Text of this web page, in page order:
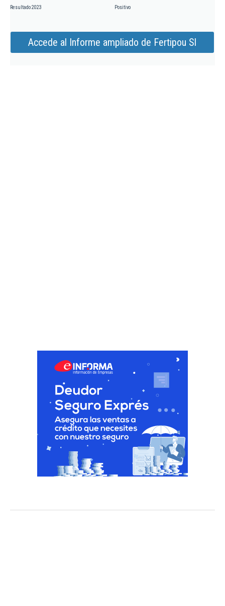
Resultado 2023 Positivo
Accede al Informe ampliado de Fertipou Sl